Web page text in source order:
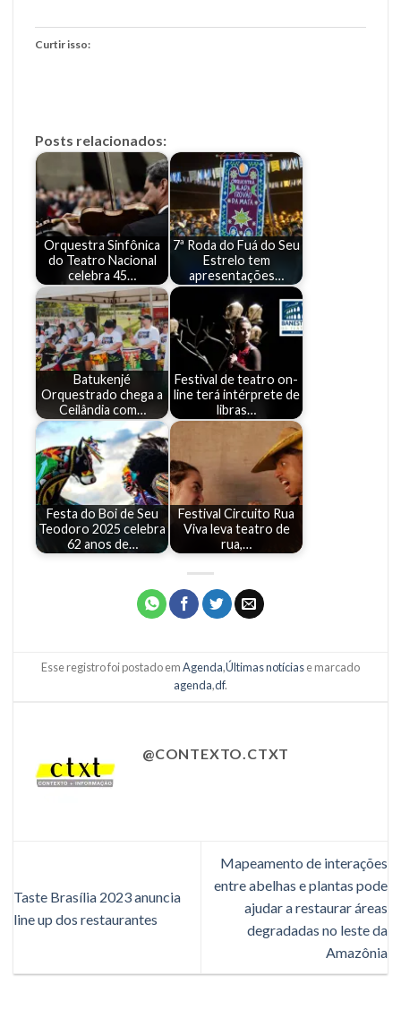
Curtir isso:
Posts relacionados:
Orquestra Sinfônica
do Teatro Nacional
celebra 45…
7ª Roda do Fuá do Seu
Estrelo tem
apresentações…
Batukenjé
Orquestrado chega a
Ceilândia com…
Festival de teatro on-
line terá intérprete de
libras…
Festa do Boi de Seu
Teodoro 2025 celebra
62 anos de…
Festival Circuito Rua
Viva leva teatro de
rua,…
Esse registro foi postado emAgenda,Últimas notíciase marcado
agenda,df.
@CONTEXTO.CTXT
Taste Brasília 2023 anuncia
line up dos restaurantes
Mapeamento de interações
entre abelhas e plantas pode
ajudar a restaurar áreas
degradadas no leste da
Amazônia